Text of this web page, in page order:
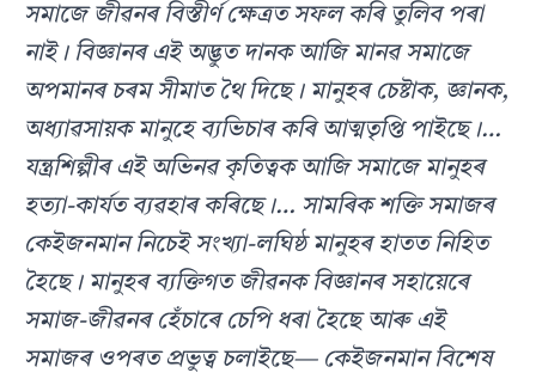
সমাজে জীৱনৰ বিস্তীৰ্ণ ক্ষেত্ৰত সফল কৰি তুলিব পৰা
নাই। বিজ্ঞানৰ এই অদ্ভুত দানক আজি মানৱ সমাজে
অপমানৰ চৰম সীমাত থৈ দিছে। মানুহৰ চেষ্টাক, জ্ঞানক,
অধ্যাৱসায়ক মানুহে ব্যভিচাৰ কৰি আত্মতৃপ্তি পাইছে।…
যন্ত্ৰশিল্পীৰ এই অভিনৱ কৃতিত্বক আজি সমাজে মানুহৰ
হত্যা-কাৰ্যত ব্যৱহাৰ কৰিছে।… সামৰিক শক্তি সমাজৰ
কেইজনমান নিচেই সংখ্যা-লঘিষ্ঠ মানুহৰ হাতত নিহিত
হৈছে। মানুহৰ ব্যক্তিগত জীৱনক বিজ্ঞানৰ সহায়েৰে
সমাজ-জীৱনৰ হেঁচাৰে চেপি ধৰা হৈছে আৰু এই
সমাজৰ ওপৰত প্ৰভুত্ব চলাইছে— কেইজনমান বিশেষ